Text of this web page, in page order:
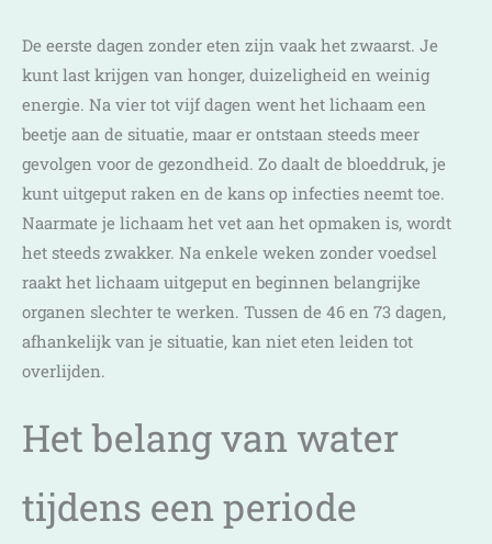
De eerste dagen zonder eten zijn vaak het zwaarst. Je
kunt last krijgen van honger, duizeligheid en weinig
energie. Na vier tot vijf dagen went het lichaam een
beetje aan de situatie, maar er ontstaan steeds meer
gevolgen voor de gezondheid. Zo daalt de bloeddruk, je
kunt uitgeput raken en de kans op infecties neemt toe.
Naarmate je lichaam het vet aan het opmaken is, wordt
het steeds zwakker. Na enkele weken zonder voedsel
raakt het lichaam uitgeput en beginnen belangrijke
organen slechter te werken. Tussen de 46 en 73 dagen,
afhankelijk van je situatie, kan niet eten leiden tot
overlijden.
Het belang van water
tijdens een periode